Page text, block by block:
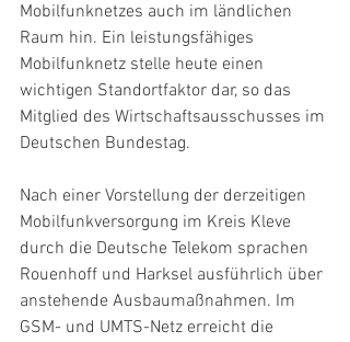
Mobilfunknetzes auch im ländlichen
Raum hin. Ein leistungsfähiges
Mobilfunknetz stelle heute einen
wichtigen Standortfaktor dar, so das
Mitglied des Wirtschaftsausschusses im
Deutschen Bundestag.
Nach einer Vorstellung der derzeitigen
Mobilfunkversorgung im Kreis Kleve
durch die Deutsche Telekom sprachen
Rouenhoff und Harksel ausführlich über
anstehende Ausbaumaßnahmen. Im
GSM- und UMTS-Netz erreicht die